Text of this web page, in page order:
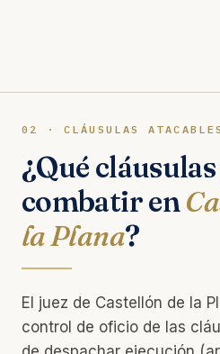
02 · CLÁUSULAS ATACABLES
¿Qué
combatir en
la Plana?
El juez de Castellón de la
control de oficio de las